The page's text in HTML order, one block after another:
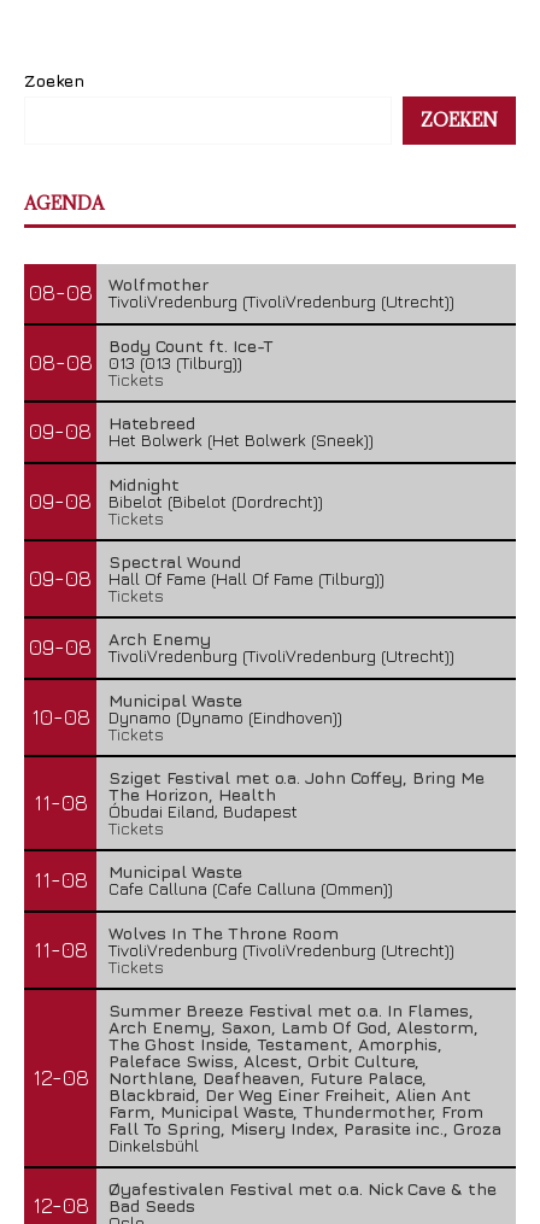
Zoeken
ZOEKEN
AGENDA
08-08
Wolfmother
TivoliVredenburg (TivoliVredenburg (Utrecht))
08-08
Body Count ft. Ice-T
013 (013 (Tilburg))
Tickets
09-08
Hatebreed
Het Bolwerk (Het Bolwerk (Sneek))
09-08
Midnight
Bibelot (Bibelot (Dordrecht))
Tickets
09-08
Spectral Wound
Hall Of Fame (Hall Of Fame (Tilburg))
Tickets
09-08
Arch Enemy
TivoliVredenburg (TivoliVredenburg (Utrecht))
10-08
Municipal Waste
Dynamo (Dynamo (Eindhoven))
Tickets
11-08
Sziget Festival met o.a. John Coffey, Bring Me
The Horizon, Health
Óbudai Eiland, Budapest
Tickets
11-08
Municipal Waste
Cafe Calluna (Cafe Calluna (Ommen))
11-08
Wolves In The Throne Room
TivoliVredenburg (TivoliVredenburg (Utrecht))
Tickets
12-08
Summer Breeze Festival met o.a. In Flames,
Arch Enemy, Saxon, Lamb Of God, Alestorm,
The Ghost Inside, Testament, Amorphis,
Paleface Swiss, Alcest, Orbit Culture,
Northlane, Deafheaven, Future Palace,
Blackbraid, Der Weg Einer Freiheit, Alien Ant
Farm, Municipal Waste, Thundermother, From
Fall To Spring, Misery Index, Parasite inc., Groza
Dinkelsbühl
12-08
Øyafestivalen Festival met o.a. Nick Cave & the
Bad Seeds